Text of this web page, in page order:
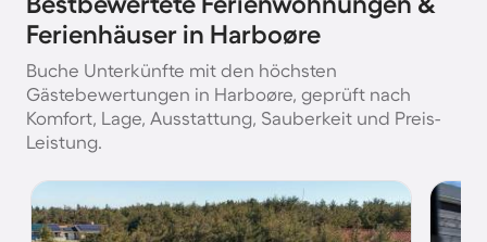
Ferienhäuser in Harboøre
Buche Unterkünfte mit den höchsten
Gästebewertungen in Harboøre, geprüft nach
Komfort, Lage, Ausstattung, Sauberkeit und Preis-
Leistung.